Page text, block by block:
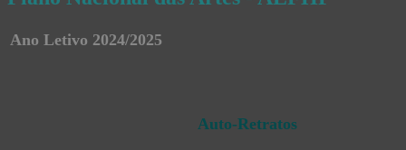
Ano Letivo 2024/2025
Auto-Retratos